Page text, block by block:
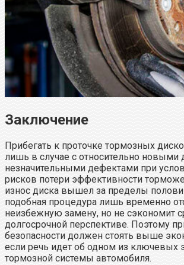
Заключение
Прибегать к проточке тормозных
лишь в случае с относительно новыми
незначительными дефектами при
рисков потери эффективности
износ диска вышел за пределы
подобная процедура лишь временно
неизбежную замену, но не сэкономит
долгосрочной перспективе. Поэтому
безопасности должен стоять выше
если речь идет об одном из ключевых
тормозной системы автомобиля.